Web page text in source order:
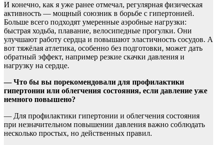
И конечно, как я уже ранее отмечал, регулярная физическая
активность — мощный союзник в борьбе с гипертонией.
Больше всего подходят умеренные аэробные нагрузки:
быстрая ходьба, плавание, велосипедные прогулки. Они
улучшают работу сердца и повышают эластичность сосудов. А
вот тяжёлая атлетика, особенно без подготовки, может дать
обратный эффект, например резкие скачки давления и
нагрузку на сердце.
— Что бы вы порекомендовали для профилактики
гипертонии или облегчения состояния, если давление уже
немного повышено?
— Для профилактики гипертонии и облегчения состояния
при незначительном повышении давления важно соблюдать
несколько простых, но действенных правил.